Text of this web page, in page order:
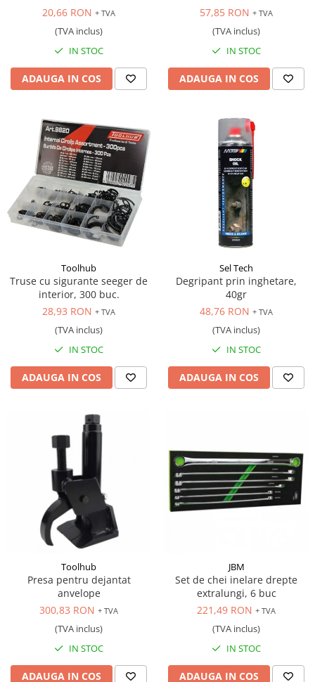
20,66 RON + TVA
(TVA inclus)
IN STOC
ADAUGA IN COS
57,85 RON + TVA
(TVA inclus)
IN STOC
ADAUGA IN COS
Toolhub
Truse cu sigurante seeger de
interior, 300 buc.
28,93 RON + TVA
(TVA inclus)
IN STOC
ADAUGA IN COS
Sel Tech
Degripant prin inghetare,
40gr
48,76 RON + TVA
(TVA inclus)
IN STOC
ADAUGA IN COS
Toolhub
Presa pentru dejantat
anvelope
300,83 RON + TVA
(TVA inclus)
IN STOC
ADAUGA IN COS
JBM
Set de chei inelare drepte
extralungi, 6 buc
221,49 RON + TVA
(TVA inclus)
IN STOC
ADAUGA IN COS